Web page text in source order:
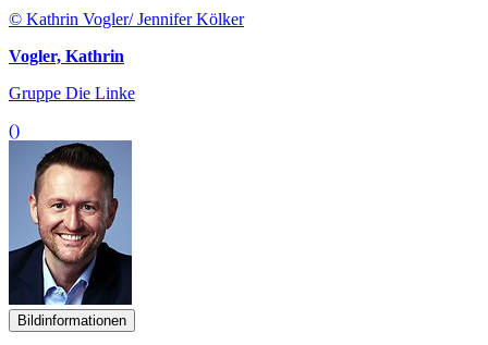
© Kathrin Vogler/ Jennifer Kölker
Vogler, Kathrin
Gruppe Die Linke
()
Bildinformationen